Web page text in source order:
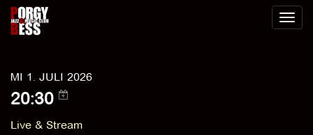
Toggle
MI 1. JULI 2026
20:30
Live & Stream